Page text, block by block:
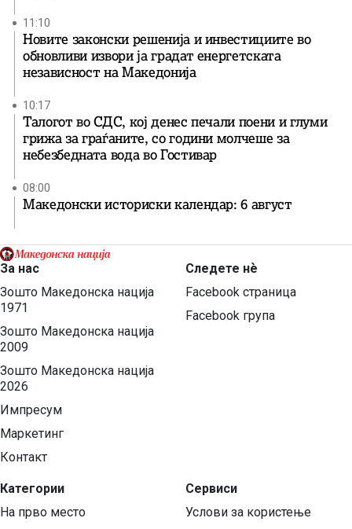
11:10
Новите законски решенија и инвестициите во
обновливи извори ја градат енергетската
независност на Македонија
10:17
Талогот во СДС, кој денес печали поени и глуми
грижа за граѓаните, со години молчеше за
небезбедната вода во Гостивар
08:00
Македонски историски календар: 6 август
За нас
Зошто Македонска нација
1971
Зошто Македонска нација
2009
Зошто Македонска нација
2026
Импресум
Маркетинг
Контакт
Категории
На прво место
Следете нѐ
Facebook страница
Facebook група
Сервиси
Услови за користење